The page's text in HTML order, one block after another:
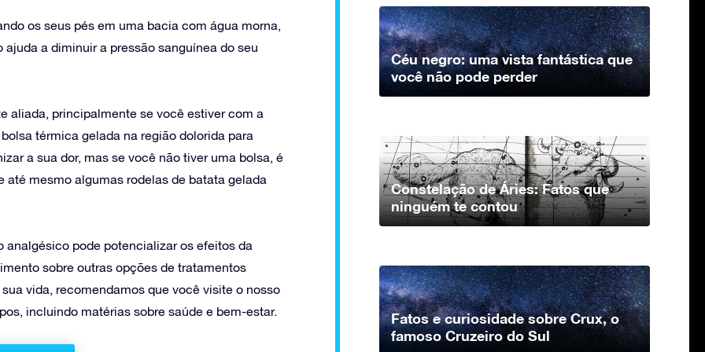
os seus pés em uma bacia com água morna,
a diminuir a pressão sanguínea do seu
aliada, principalmente se você estiver com a
térmica gelada na região dolorida para
a sua dor, mas se você não tiver uma bolsa, é
mesmo algumas rodelas de batata gelada
pode potencializar os efeitos da
sobre outras opções de tratamentos
vida, recomendamos que você visite o nosso
incluindo matérias sobre saúde e bem-estar.
Céu negro: uma vista fantástica que
você não pode perder
Constelação de Áries: Fatos que
ninguém te contou
Fatos e curiosidade sobre Crux, o
famoso Cruzeiro do Sul